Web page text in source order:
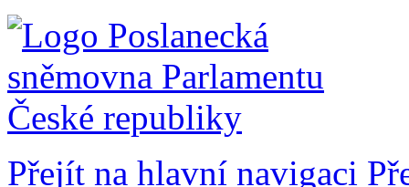
Přejít na hlavní navigaci